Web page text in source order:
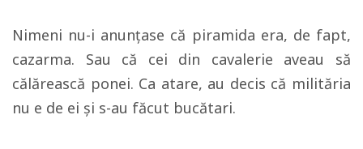
Nimeni nu-i anunțase că piramida era, de fapt,
cazarma. Sau că cei din cavalerie aveau să
călărească ponei. Ca atare, au decis că milităria
nu e de ei și s-au făcut bucătari.